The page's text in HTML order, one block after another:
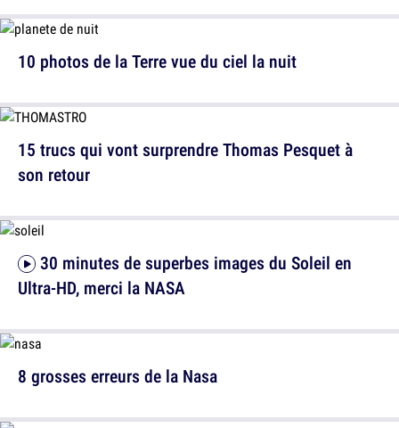
10 photos de la Terre vue du ciel la nuit
8 grosses erreurs de la Nasa
15 trucs qui vont surprendre Thomas Pesquet à
son retour
Ultra-HD, merci la NASA